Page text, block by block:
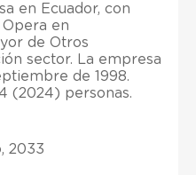
en Ecuador, con
en
de Otros
sector. La empresa
de 1998.
(2024) personas.
2033